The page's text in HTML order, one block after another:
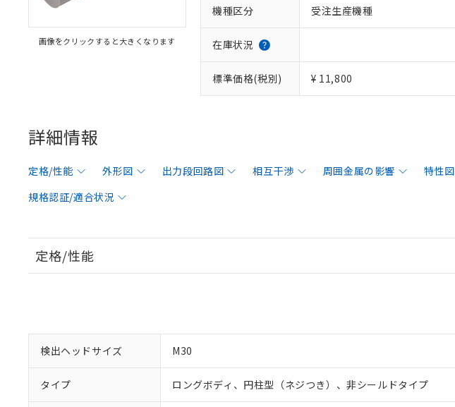
画像をクリックすると大きくなります
機種区分 受注生産機種
在庫状況
標準価格(税別) ¥ 11,800
詳細情報
定格/性能 外形図 出力段回路図 相互干渉 周囲金属の影響 特性図
規格認証/適合状況
定格/性能
検出ヘッドサイズ M30
タイプ ロングボディ、円柱型（ネジつき）、非シールドタイプ